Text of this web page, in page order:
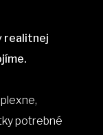
realitnej
potrebné